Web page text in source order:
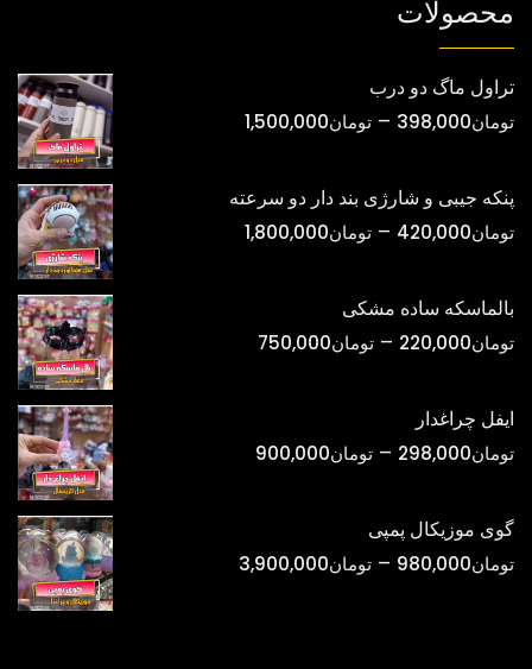
محصولات
تراول ماگ دو درب
تومان398,000
– تومان1,500,000محدوده
پنکه جیبی و شارژی بند دار دو سرعته
تومان420,000
– تومان1,800,000محدوده
تومان420,000
بالماسکه ساده مشکی
تومان220,000
– تومان750,000
تومان750,000
ایفل چراغدار
تومان298,000
– تومان900,000
تومان900,000
گوی موزیکال پمپی
تومان980,000
– تومان3,900,000